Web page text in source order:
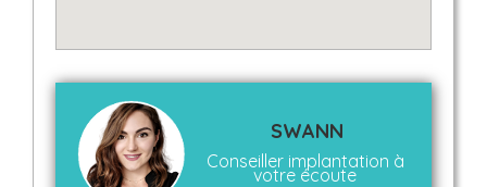
SWANN
Conseiller implantation à
votre écoute